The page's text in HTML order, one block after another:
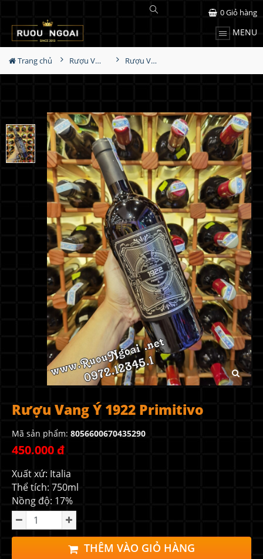
MENU
0Giỏ hàng
Trang chủ Rượu Vang Rượu Vang Ý 1922 Primitivo
Rượu Vang Ý 1922 Primitivo
Mã sản phẩm: 8056600670435290
450.000 đ
Xuất xứ: Italia
Thể tích: 750ml
Nồng độ: 17%
THÊM VÀO GIỎ HÀNG